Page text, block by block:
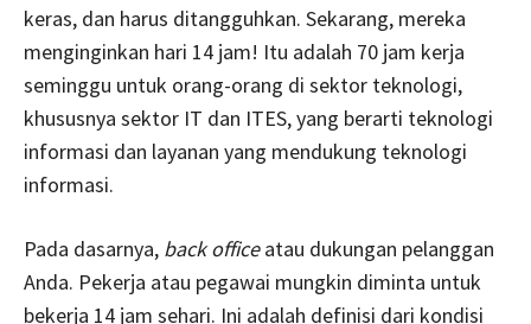
keras, dan harus ditangguhkan. Sekarang, mereka
menginginkan hari 14 jam! Itu adalah 70 jam kerja
seminggu untuk orang-orang di sektor teknologi,
khususnya sektor IT dan ITES, yang berarti teknologi
informasi dan layanan yang mendukung teknologi
informasi.
Pada dasarnya, back officeatau dukungan pelanggan
Anda. Pekerja atau pegawai mungkin diminta untuk
bekerja 14 jam sehari. Ini adalah definisi dari kondisi